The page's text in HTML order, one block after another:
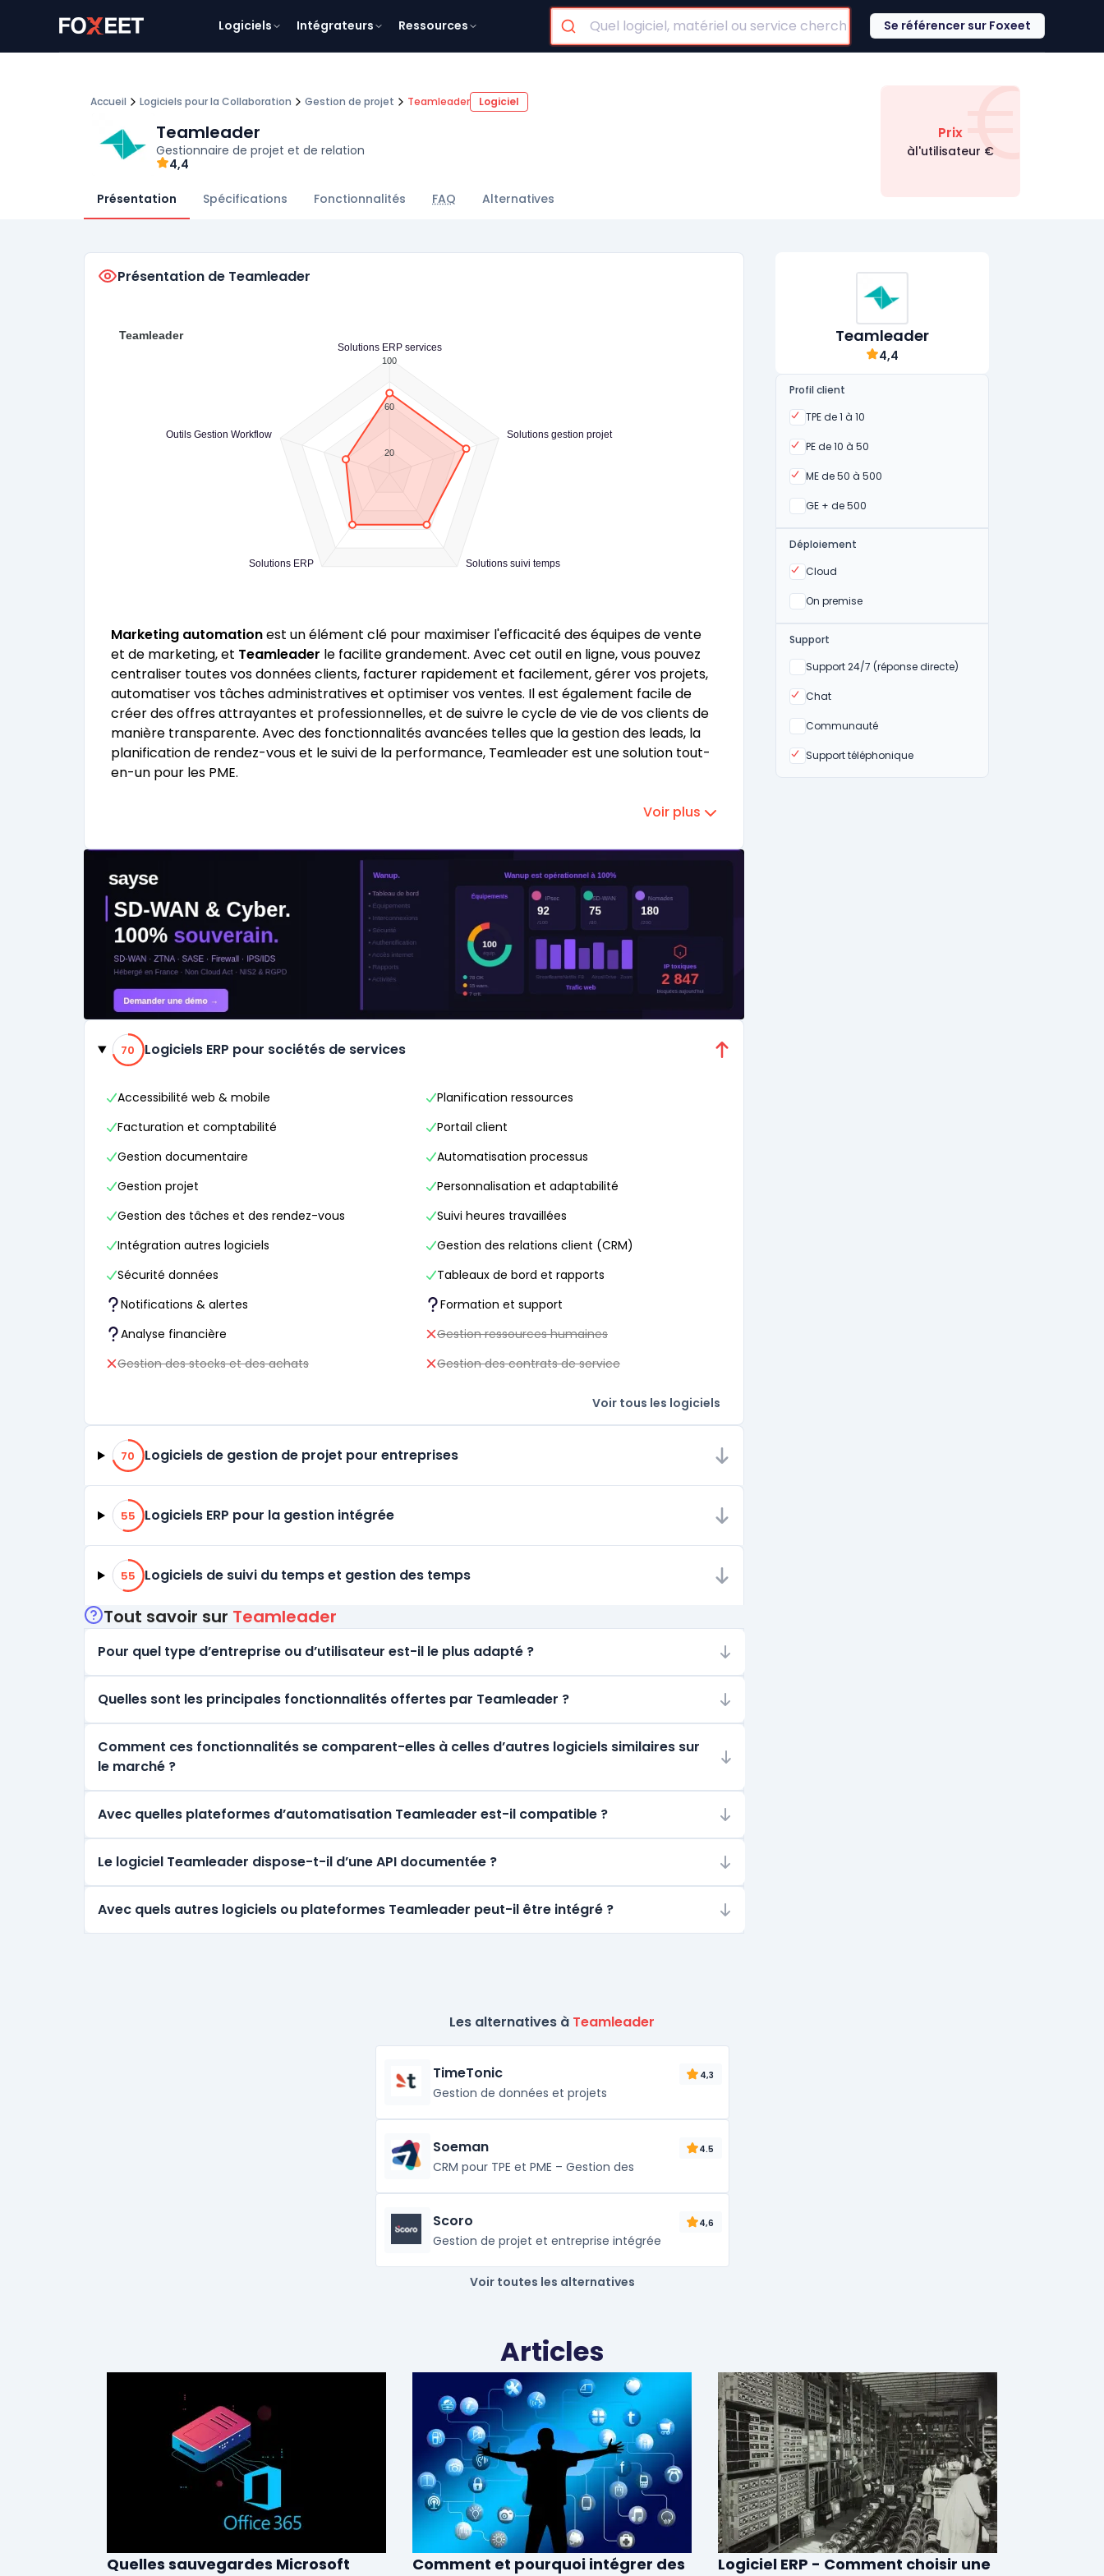
Logiciels Intégrateurs Ressources Se référencer sur Foxeet
Accueil Logiciels pour la Collaboration Gestion de projet Teamleader Logiciel
Teamleader
Gestionnaire de projet et de relation
4,4
Présentation Spécifications Fonctionnalités FAQ Alternatives
€
Prix
àl'utilisateur €
Teamleader
4,4
Profil client
TPE de 1 à 10
Oui
PE de 10 à 50
Oui
ME de 50 à 500
Oui
GE + de 500
Oui
Déploiement
Cloud
Oui
On premise
Oui
Support
Support 24/7 (réponse directe)
Non
Chat
Oui
Communauté
Non
Support téléphonique
Oui
Présentation de Teamleader
Solutions ERP services
Solutions gestion projet
Solutions suivi temps
Solutions ERP
Outils Gestion Workflow
100
60
20
Teamleader
Marketing automationest un élément clé pour maximiser l'efficacité des équipes de vente
et de marketing, et Teamleader le facilite grandement. Avec cet outil en ligne, vous pouvez
centraliser toutes vos données clients, facturer rapidement et facilement, gérer vos projets,
automatiser vos tâches administratives et optimiser vos ventes. Il est également facile de
créer des offres attrayantes et professionnelles, et de suivre le cycle de vie de vos clients de
manière transparente. Avec des fonctionnalités avancées telles que la gestion des leads, la
planification de rendez-vous et le suivi de la performance, Teamleader est une solution tout-
en-un pour les PME.
Voir plus
Catégories
70% de compatibilité
70 Logiciels ERP pour sociétés de services
Accessibilité web & mobile
Planification ressources
Facturation et comptabilité
Portail client
Gestion documentaire
Automatisation processus
Gestion projet
Personnalisation et adaptabilité
Gestion des tâches et des rendez-vous
Suivi heures travaillées
Intégration autres logiciels
Gestion des relations client (CRM)
Sécurité données
Tableaux de bord et rapports
Notifications & alertes
Formation et support
Analyse financière
Gestion ressources humaines
Gestion des stocks et des achats
Gestion des contrats de service
Voir tous les logiciels
70% de compatibilité
70 Logiciels de gestion de projet pour entreprises
55% de compatibilité
55 Logiciels ERP pour la gestion intégrée
55% de compatibilité
55 Logiciels de suivi du temps et gestion des temps
Tout savoir sur Teamleader
Pour quel type d’entreprise ou d’utilisateur est-il le plus adapté ?
Quelles sont les principales fonctionnalités offertes par Teamleader ?
Comment ces fonctionnalités se comparent-elles à celles d’autres logiciels similaires sur
le marché ?
Avec quelles plateformes d’automatisation Teamleader est-il compatible ?
Le logiciel Teamleader dispose-t-il d’une API documentée ?
Avec quels autres logiciels ou plateformes Teamleader peut-il être intégré ?
Les alternatives à Teamleader
TimeTonic 4,3
Gestion de données et projets
Soeman 4.5
CRM pour TPE et PME – Gestion des
Scoro 4,6
Gestion de projet et entreprise intégrée
Voir toutes les alternatives
Articles
Quelles sauvegardes Microsoft
Comment et pourquoi intégrer des
Logiciel ERP - Comment choisir une